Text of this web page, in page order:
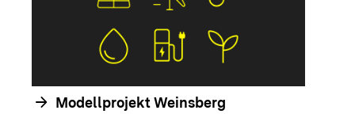
arrow_forward Modellprojekt Weinsberg